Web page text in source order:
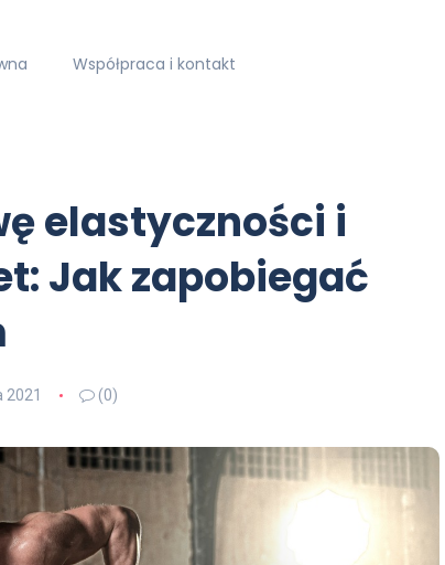
Współpraca i kontakt
elastyczności i
Jak zapobiegać
2021 (0)